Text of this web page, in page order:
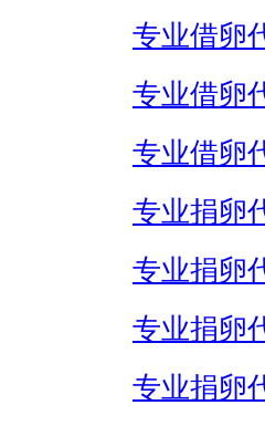
专业借卵
专业借卵
专业借卵
专业捐卵
专业捐卵
专业捐卵
专业捐卵